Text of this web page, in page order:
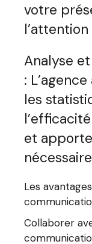
votre
Analyse
:
les
et
Les
Collaborer